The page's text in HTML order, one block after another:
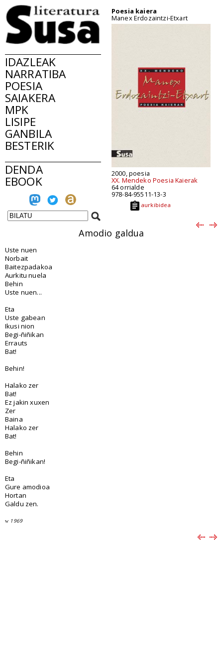
IDAZLEAK
NARRATIBA
POESIA
SAIAKERA
MPK
LISIPE
GANBILA
BESTERIK
DENDA
EBOOK
Poesia kaiera
Manex Erdozaintzi-Etxart
2000, poesia
XX. Mendeko Poesia Kaierak
64 orrialde
978-84-95511-13-3
aurkibidea
Amodio galdua
Uste nuen
Norbait
Baitezpadakoa
Aurkitu nuela
Behin
Uste nuen...
Eta
Uste gabean
Ikusi nion
Begi-ñiñikan
Errauts
Bat!
Behin!
Halako zer
Bat!
Ez jakin xuxen
Zer
Baina
Halako zer
Bat!
Behin
Begi-ñiñikan!
Eta
Gure amodioa
Hortan
Galdu zen.
w 1969